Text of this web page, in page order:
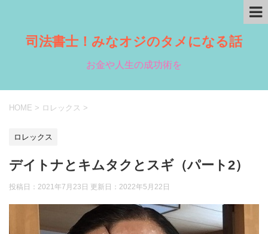
司法書士！みなオジのタメになる話
お金や人生の成功術を
HOME > ロレックス >
ロレックス
デイトナとキムタクとスギ（パート2）
投稿日：2021年7月23日 更新日： 2022年5月22日